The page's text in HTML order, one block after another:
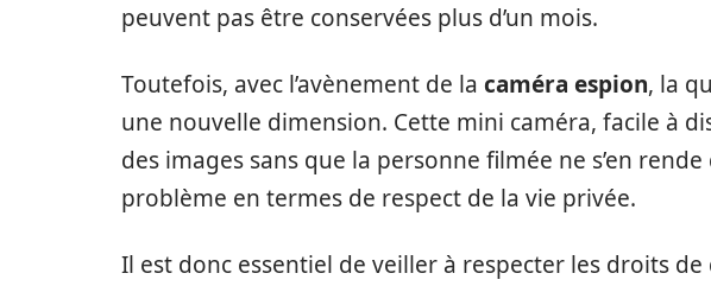
peuvent pas être conservées plus d’un mois.
Toutefois, avec l’avènement de la caméra espion, la
une nouvelle dimension. Cette mini caméra, facile à
des images sans que la personne filmée ne s’en
problème en termes de respect de la vie privée.
Il est donc essentiel de veiller à respecter les droits